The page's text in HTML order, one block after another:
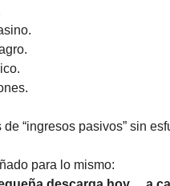
de “ingresos pasivos” sin
para lo mismo: